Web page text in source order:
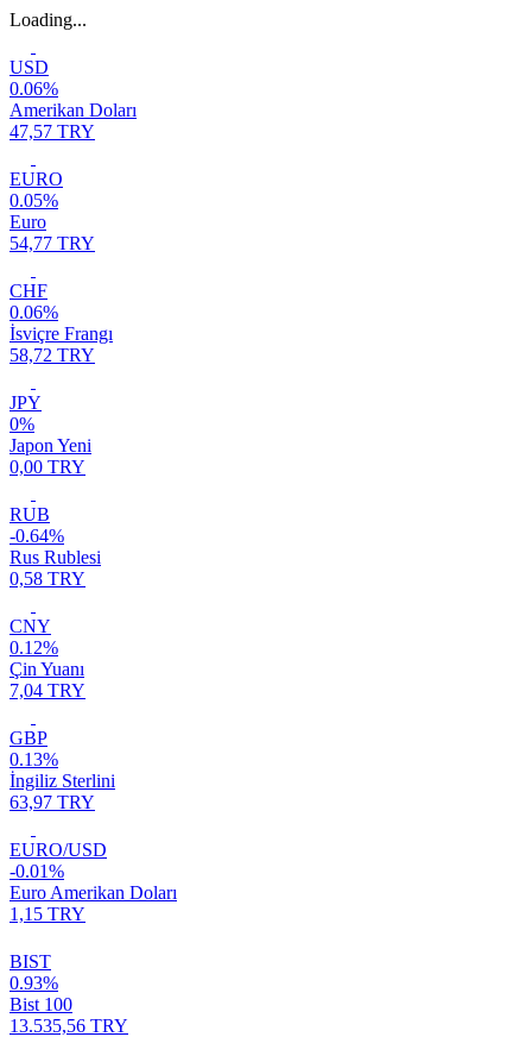
Loading...
USD
0.06%
Amerikan Doları
47,57 TRY
EURO
0.05%
Euro
54,77 TRY
CHF
0.06%
İsviçre Frangı
58,72 TRY
JPY
0%
Japon Yeni
0,00 TRY
RUB
-0.64%
Rus Rublesi
0,58 TRY
CNY
0.12%
Çin Yuanı
7,04 TRY
GBP
0.13%
İngiliz Sterlini
63,97 TRY
EURO/USD
-0.01%
Euro Amerikan Doları
1,15 TRY
BIST
0.93%
Bist 100
13.535,56 TRY